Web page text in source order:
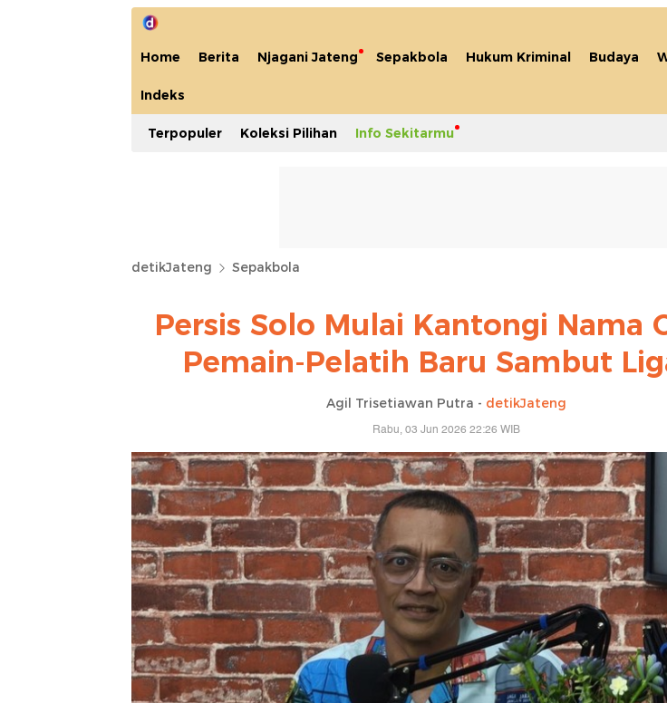
Home Berita Njagani Jateng Sepakbola Hukum Kriminal Budaya
Indeks
Terpopuler Koleksi Pilihan Info Sekitarmu
detikJateng Sepakbola
Persis Solo Mulai Kantongi Nama
Pemain-Pelatih Baru Sambut
Agil Trisetiawan Putra - detikJateng
Rabu, 03 Jun 2026 22:26 WIB